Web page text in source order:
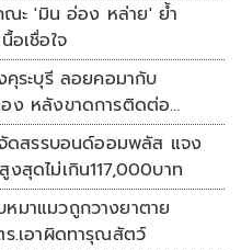
ณะ 'มิน อ่อง หล่าย' ย้ำ
อเชื่อใจ
คุระบุรี ลอยคอมากับ
ง หลังขาดการติดต่อ
จัดสรรบอนด์ออมพลัส แจง
สุดไม่เกิน117,000บาท
มาแมวถูกวางยาตาย
.เอาผิดทารุณสัตว์